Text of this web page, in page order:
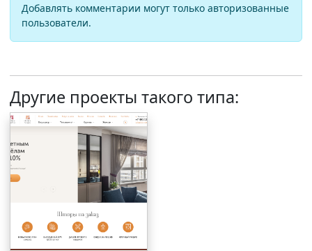
Добавлять комментарии могут только авторизованные
пользователи.
Другие проекты такого типа: